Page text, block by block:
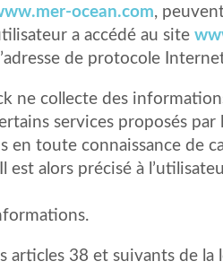
ocean.com,
a accédé au site
de protocole
ne collecte des
services proposés par
toute connaissance de
est alors précisé à
articles 38 et suivants de